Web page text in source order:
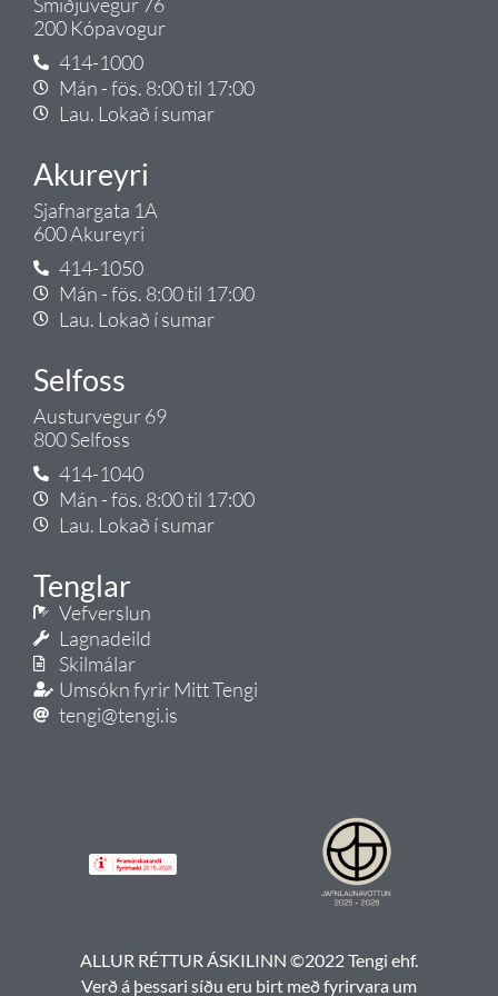
200 Kópavogur
414-1000
Mán - fös. 8:00 til 17:00
Lau. Lokað í sumar
Akureyri
Sjafnargata 1A
600 Akureyri
414-1050
Mán - fös. 8:00 til 17:00
Lau. Lokað í sumar
Selfoss
Austurvegur 69
800 Selfoss
414-1040
Mán - fös. 8:00 til 17:00
Lau. Lokað í sumar
Tenglar
Vefverslun
Lagnadeild
Skilmálar
Umsókn fyrir Mitt Tengi
tengi@tengi.is
ALLUR RÉTTUR ÁSKILINN ©2022 Tengi ehf.
Verð á þessari síðu eru birt með fyrirvara um